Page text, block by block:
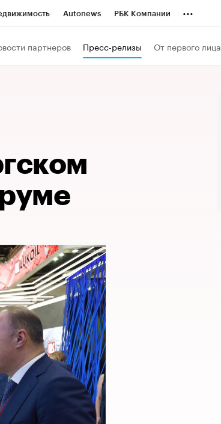
Autonews РБК Компании ...
партнеров Пресс-релизы От первого лица